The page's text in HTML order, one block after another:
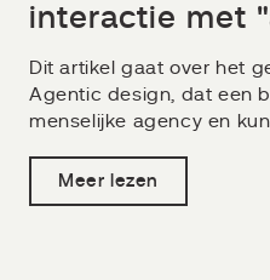
interactie met
Meer lezen
Dit artikel gaat over het
Agentic design, dat een
menselijke agency en